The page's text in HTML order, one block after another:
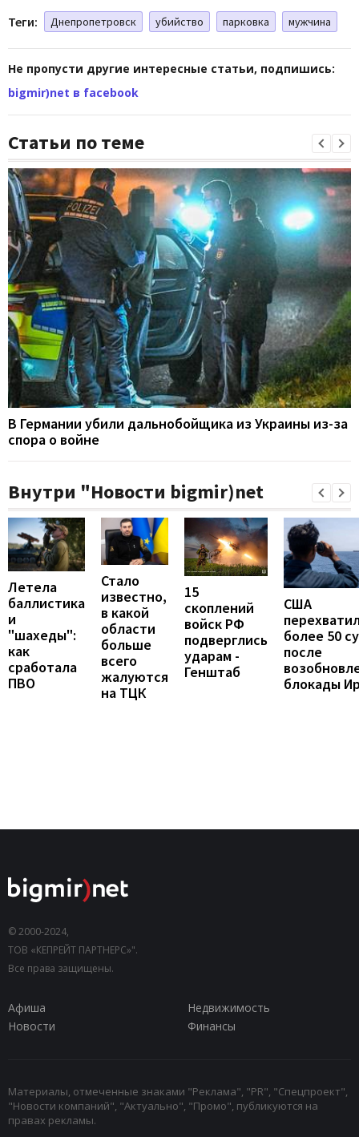
Теги: Днепропетровск убийство парковка мужчина
Не пропусти другие интересные статьи, подпишись:
bigmir)net в facebook
Статьи по теме
В Германии убили дальнобойщика из Украины из-за
спора о войне
Внутри "Новости bigmir)net
Летела
баллистика
и
"шахеды":
как
сработала
ПВО
Стало
известно,
в какой
области
больше
всего
жалуются
на ТЦК
15
скоплений
войск РФ
подверглись
ударам -
Генштаб
США
более 50
после
блокады
© 2000-2024,
ТОВ «КЕПРЕЙТ ПАРТНЕРС»".
Все права защищены.
Афиша
Недвижимость
Новости
Финансы
Материалы, отмеченные знаками "Реклама", "PR", "Спецпроект",
"Новости компаний", "Актуально", "Промо", публикуются на
правах рекламы.